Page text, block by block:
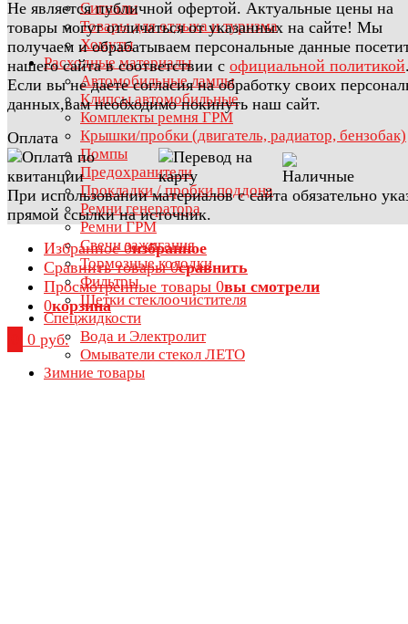
Сигналы
Товары для отдыха и туризма
Хомуты
Расходные материалы
Автомобильные лампы
Клипсы автомобильные
Комплекты ремня ГРМ
Крышки/пробки (двигатель, радиатор, бензобак)
Помпы
Предохранители
Прокладки / пробки поддона
Ремни генератора
Ремни ГРМ
Свечи зажигания
Тормозные колодки
Фильтры
Щетки стеклоочистителя
Спецжидкости
Вода и Электролит
Омыватели стекол ЛЕТО
Зимние товары
Не является публичной офертой. Актуальные цены на
товары могут отличаться от указанных на сайте! Мы
получаем и обрабатываем персональные данные
нашего сайта в соответствии с официальной политикой
Если вы не даете согласия на обработку своих
данных,вам необходимо покинуть наш сайт.
Оплата
При использовании материалов с сайта обязательно
прямой ссылки на источник.
Избранное 0избранное
Сравнить товары 0сравнить
Просмотренные товары 0вы смотрели
0корзина
0 руб.